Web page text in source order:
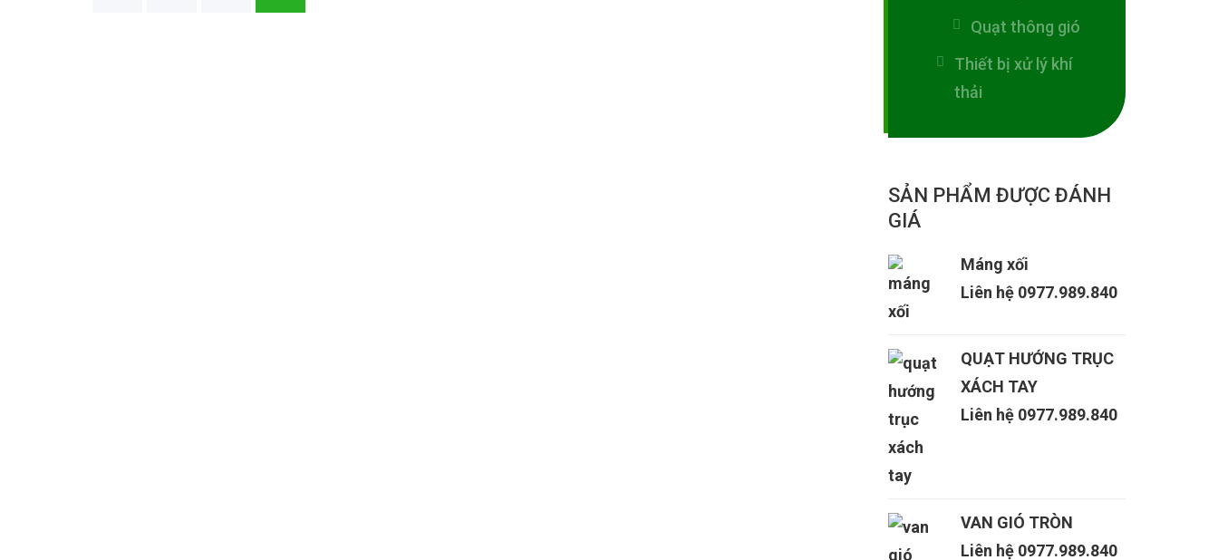
Quạt thông gió
Thiết bị xử lý khí
thải
SẢN PHẨM ĐƯỢC ĐÁNH
GIÁ
Máng xối
Liên hệ 0977.989.840
QUẠT HƯỚNG TRỤC
XÁCH TAY
Liên hệ 0977.989.840
VAN GIÓ TRÒN
Liên hệ 0977.989.840